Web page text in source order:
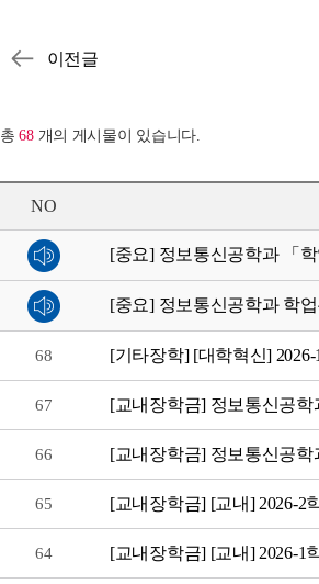
총68개의 게시물이 있습니다.
NO
[중요] 정보통신공학과 「
[중요] 정보통신공학과 학
68 [기타장학] [대학혁신]
67 [교내장학금] 정보통신공학
66 [교내장학금] 정보통신공학
65 [교내장학금] [교내] 2026-2
64 [교내장학금] [교내] 2026-1